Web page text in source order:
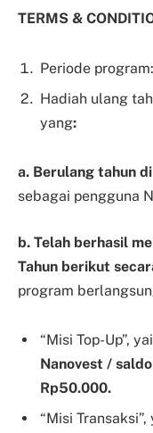
TERMS &
Periode program:
Hadiah ulang
yang:
a. Berulang tahun
sebagai pengguna
b. Telah berhasil
Tahun berikut
program
“Misi Top-Up”,
Nanovest /
Rp50.000.
“Misi